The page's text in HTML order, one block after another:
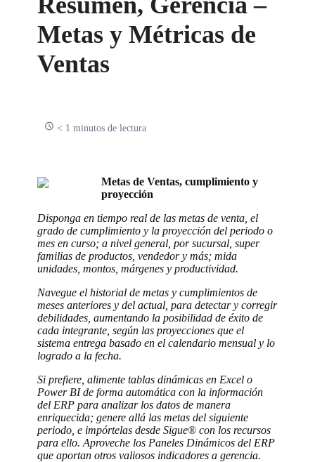
Metas y Métricas de
Ventas
< 1 minutos de lectura
Metas de Ventas, cumplimiento y
proyección
Disponga en tiempo real de las metas de venta, el
grado de cumplimiento y la proyección del periodo o
mes en curso; a nivel general, por sucursal, super
familias de productos, vendedor y más; mida
unidades, montos, márgenes y productividad.
Navegue el historial de metas y cumplimientos de
meses anteriores y del actual, para detectar y corregir
debilidades, aumentando la posibilidad de éxito de
cada integrante, según las proyecciones que el
sistema entrega basado en el calendario mensual y lo
logrado a la fecha.
Si prefiere, alimente tablas dinámicas en Excel o
Power BI de forma automática con la información
del ERP para analizar los datos de manera
enriquecida; genere allá las metas del siguiente
periodo, e impórtelas desde Sigue® con los recursos
para ello. Aproveche los Paneles Dinámicos del ERP
que aportan otros valiosos indicadores a gerencia.